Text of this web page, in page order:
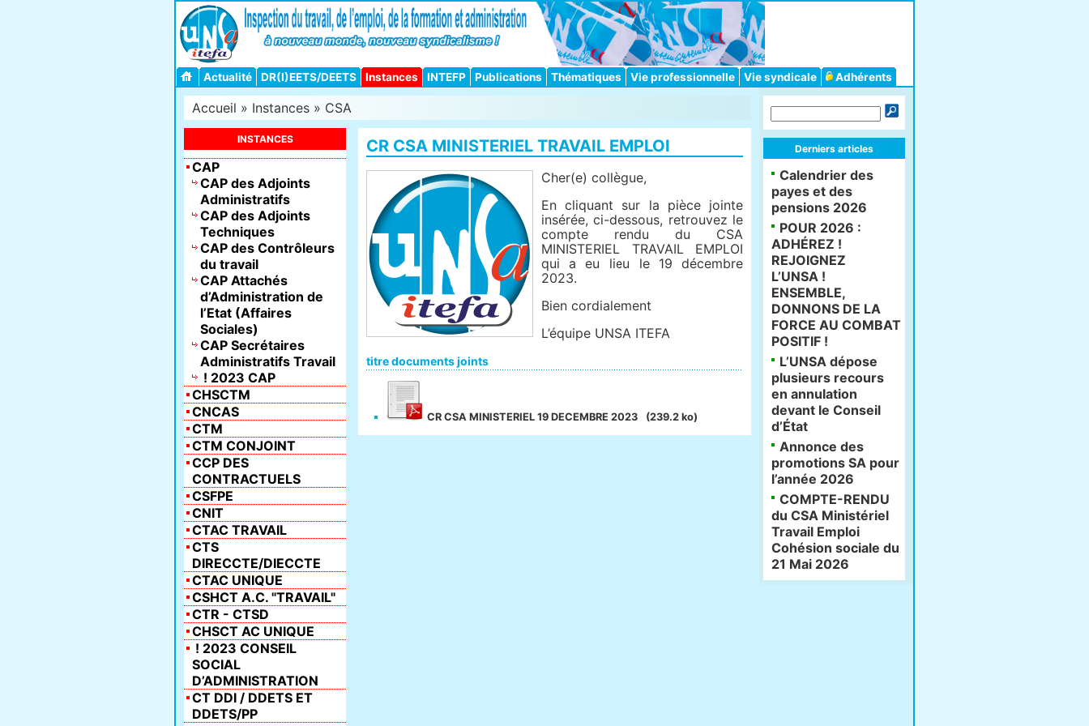
Actualité DR(I)EETS/DEETS Instances INTEFP Publications Thématiques Vie professionnelle Vie syndicale Adhérents
Accueil » Instances » CSA
CR CSA MINISTERIEL TRAVAIL EMPLOI
Cher(e) collègue,
En cliquant sur la pièce jointe
insérée, ci-dessous, retrouvez le
compte rendu du CSA
MINISTERIEL TRAVAIL EMPLOI
qui a eu lieu le 19 décembre
2023.
Bien cordialement
L’équipe UNSA ITEFA
titre documents joints
CR CSA MINISTERIEL 19 DECEMBRE 2023 (239.2 ko)
INSTANCES
CAP
CAP des Adjoints
Administratifs
CAP des Adjoints
Techniques
CAP des Contrôleurs
du travail
CAP Attachés
d’Administration de
l’Etat (Affaires
Sociales)
CAP Secrétaires
Administratifs Travail
! 2023 CAP
CHSCTM
CNCAS
CTM
CTM CONJOINT
CCP DES
CONTRACTUELS
CSFPE
CNIT
CTAC TRAVAIL
CTS
DIRECCTE/DIECCTE
CTAC UNIQUE
CSHCT A.C. "TRAVAIL"
CTR - CTSD
CHSCT AC UNIQUE
! 2023 CONSEIL
SOCIAL
D’ADMINISTRATION
CT DDI / DDETS ET
DDETS/PP
Derniers articles
Calendrier des
payes et des
pensions 2026
POUR 2026 :
ADHÉREZ !
REJOIGNEZ
L’UNSA !
ENSEMBLE,
DONNONS DE LA
FORCE AU COMBAT
POSITIF !
L’UNSA dépose
plusieurs recours
en annulation
devant le Conseil
d’État
Annonce des
promotions SA pour
l’année 2026
COMPTE-RENDU
du CSA Ministériel
Travail Emploi
Cohésion sociale du
21 Mai 2026